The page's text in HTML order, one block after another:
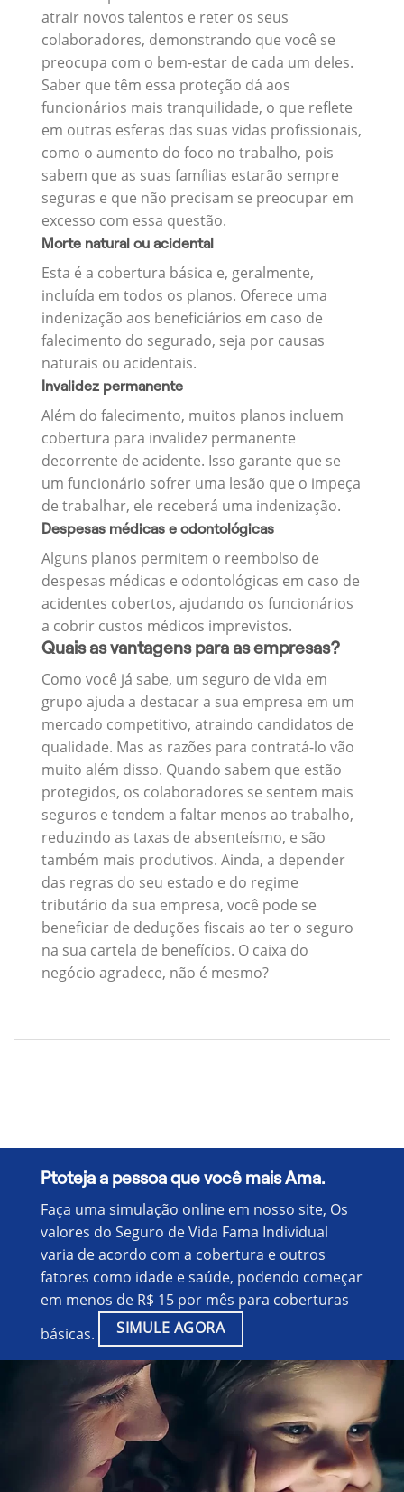
atrair novos talentos e reter os seus
colaboradores, demonstrando que você se
preocupa com o bem-estar de cada um deles.
Saber que têm essa proteção dá aos
funcionários mais tranquilidade, o que reflete
em outras esferas das suas vidas profissionais,
como o aumento do foco no trabalho, pois
sabem que as suas famílias estarão sempre
seguras e que não precisam se preocupar em
excesso com essa questão.
Morte natural ou acidental
Esta é a cobertura básica e, geralmente,
incluída em todos os planos. Oferece uma
indenização aos beneficiários em caso de
falecimento do segurado, seja por causas
naturais ou acidentais.
Invalidez permanente
Além do falecimento, muitos planos incluem
cobertura para invalidez permanente
decorrente de acidente. Isso garante que se
um funcionário sofrer uma lesão que o impeça
de trabalhar, ele receberá uma indenização.
Despesas médicas e odontológicas
Alguns planos permitem o reembolso de
despesas médicas e odontológicas em caso de
acidentes cobertos, ajudando os funcionários
a cobrir custos médicos imprevistos.
Quais as vantagens para as empresas?
Como você já sabe, um seguro de vida em
grupo ajuda a destacar a sua empresa em um
mercado competitivo, atraindo candidatos de
qualidade. Mas as razões para contratá-lo vão
muito além disso. Quando sabem que estão
protegidos, os colaboradores se sentem mais
seguros e tendem a faltar menos ao trabalho,
reduzindo as taxas de absenteísmo, e são
também mais produtivos. Ainda, a depender
das regras do seu estado e do regime
tributário da sua empresa, você pode se
beneficiar de deduções fiscais ao ter o seguro
na sua cartela de benefícios. O caixa do
negócio agradece, não é mesmo?
Ptoteja a pessoa que você mais Ama.
Faça uma simulação online em nosso site, Os
valores do Seguro de Vida Fama Individual
varia de acordo com a cobertura e outros
fatores como idade e saúde, podendo começar
em menos de R$ 15 por mês para coberturas
básicas.
SIMULE AGORA